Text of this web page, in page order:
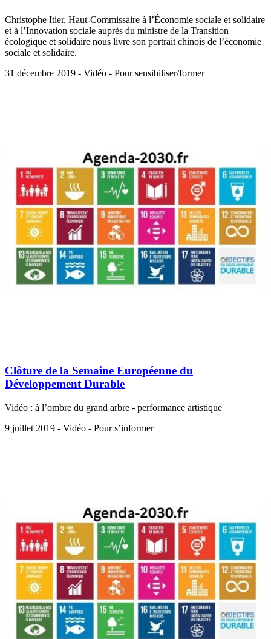
Christophe Itier, Haut-Commissaire à l’Économie sociale et solidaire
et à l’Innovation sociale auprès du ministre de la Transition
écologique et solidaire nous livre son portrait chinois de l’économie
sociale et solidaire.
31 décembre 2019 - Vidéo - Pour sensibiliser/former
Clôture de la Semaine Européenne du
Développement Durable
Vidéo : à l’ombre du grand arbre - performance artistique
9 juillet 2019 - Vidéo - Pour s’informer